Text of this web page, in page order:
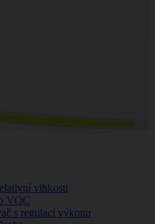
vlhkosti
VOC
s regulací výkonu